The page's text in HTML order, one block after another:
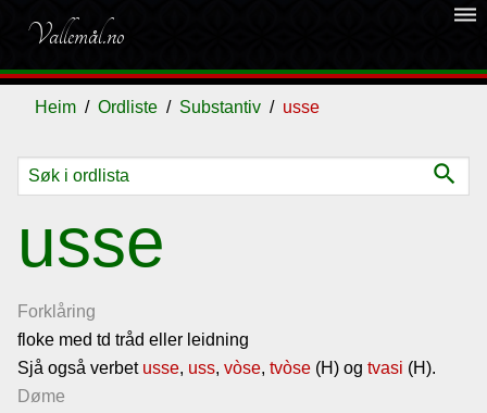
Vallemål.no
dehaze
Heim Ordliste Substantiv usse
search
usse
Forklåring
floke med td tråd eller leidning
Sjå også verbet usse, uss, vòse, tvòse (H) og tvasi (H).
Døme
Ordliste
Om
vallemålet
Gjestebok